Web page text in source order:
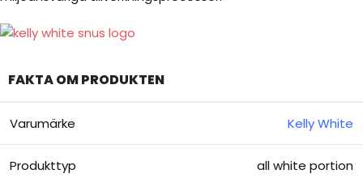
FAKTA OM PRODUKTEN
Varumärke Kelly White
Produkttyp all white portion